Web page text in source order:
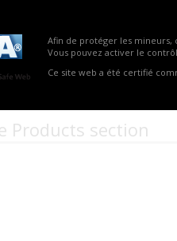
Afin de protéger les mineurs,
Vous pouvez activer le
Ce site web a été certifié
de produits
Products section